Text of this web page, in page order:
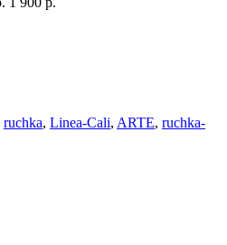
ruchka, Linea-Cali, ARTE, ruchka-